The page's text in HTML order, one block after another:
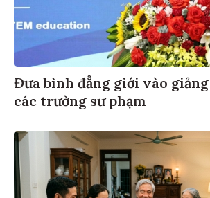
Đưa bình đẳng giới vào
các trường sư phạm